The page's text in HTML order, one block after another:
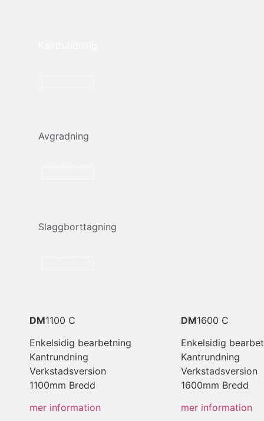
Avgradning
Slaggborttagning
DM1100 C
Enkelsidig bearbetning
Kantrundning
Verkstadsversion
1100mm Bredd
mer information
DM1600 C
Enkelsidig
Kantrundning
Verkstadsversion
1600mm Bredd
mer information